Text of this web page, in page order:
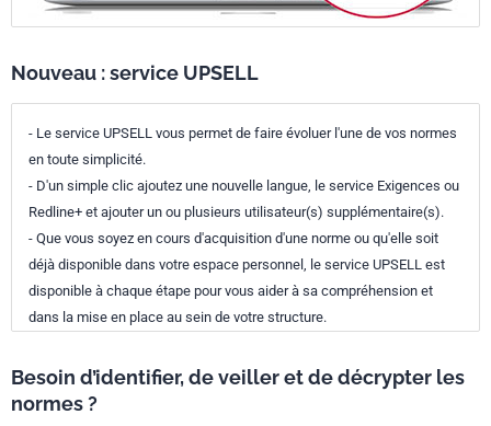
Nouveau : service UPSELL
- Le service UPSELL vous permet de faire évoluer l'une de vos normes
en toute simplicité.
- D'un simple clic ajoutez une nouvelle langue, le service Exigences ou
Redline+ et ajouter un ou plusieurs utilisateur(s) supplémentaire(s).
- Que vous soyez en cours d'acquisition d'une norme ou qu'elle soit
déjà disponible dans votre espace personnel, le service UPSELL est
disponible à chaque étape pour vous aider à sa compréhension et
dans la mise en place au sein de votre structure.
Besoin d’identifier, de veiller et de décrypter les
normes ?